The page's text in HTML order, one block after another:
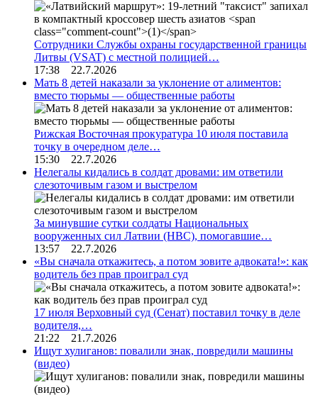
Сотрудники Службы охраны государственной границы
Литвы (VSAT) с местной полицией…
17:38 22.7.2026
Мать 8 детей наказали за уклонение от алиментов:
вместо тюрьмы — общественные работы
Рижская Восточная прокуратура 10 июля поставила
точку в очередном деле…
15:30 22.7.2026
Нелегалы кидались в солдат дровами: им ответили
слезоточивым газом и выстрелом
За минувшие сутки солдаты Национальных
вооруженных сил Латвии (НВС), помогавшие…
13:57 22.7.2026
«Вы сначала откажитесь, а потом зовите адвоката!»: как
водитель без прав проиграл суд
17 июля Верховный суд (Сенат) поставил точку в деле
водителя,…
21:22 21.7.2026
Ищут хулиганов: повалили знак, повредили машины
(видео)